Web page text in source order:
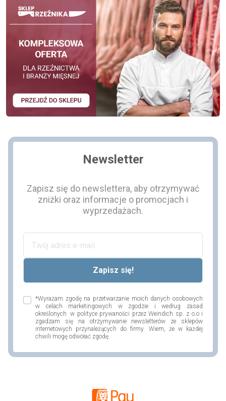
Newsletter
Zapisz się do newslettera, aby otrzymywać
zniżki oraz informacje o promocjach i
wyprzedażach.
*Wyrażam zgodę na przetwarzanie moich danych osobowych
w celach marketingowych w zgodzie i według zasad
określonych w polityce prywaności przez Weindich sp. z o.o i
zgadzam się na otrzymywanie newsletterów ze sklepów
internetowych przynależących do firmy. Wiem, że w każdej
chwili mogę odwołać zgodę.